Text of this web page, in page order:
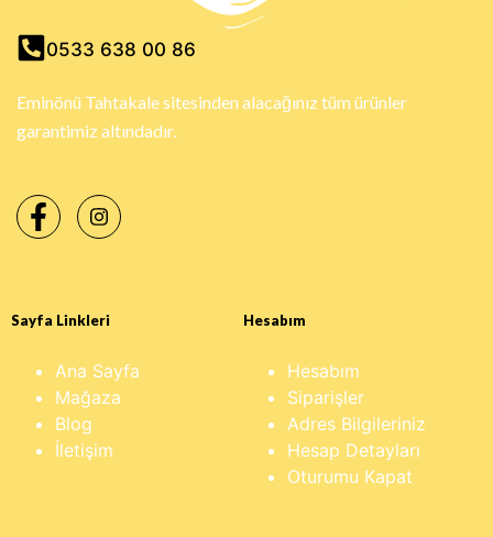
0533 638 00 86
Eminönü Tahtakale sitesinden alacağınız tüm ürünler
garantimiz altındadır.
Sayfa Linkleri
Ana Sayfa
Mağaza
Blog
İletişim
Hesabım
Hesabım
Siparişler
Adres Bilgileriniz
Hesap Detayları
Oturumu Kapat